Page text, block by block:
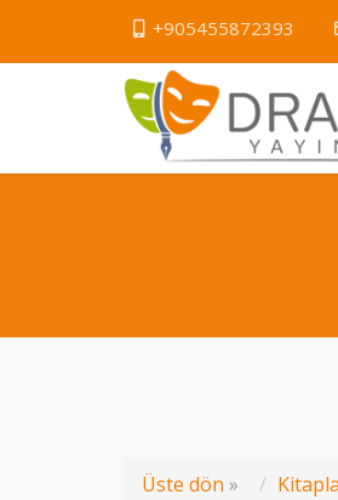
+905455872393
Üste dön »